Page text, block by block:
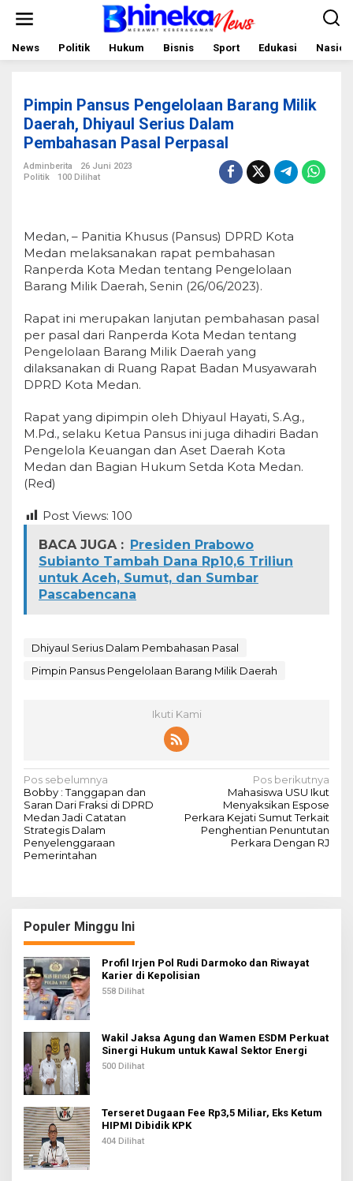
News Politik Hukum Bisnis Sport Edukasi
Pimpin Pansus Pengelolaan Barang Milik
Daerah, Dhiyaul Serius Dalam
Pembahasan Pasal Perpasal
Adminberita
26 Juni 2023
Politik
100 Dilihat
Medan, – Panitia Khusus (Pansus) DPRD Kota
Medan melaksanakan rapat pembahasan
Ranperda Kota Medan tentang Pengelolaan
Barang Milik Daerah, Senin (26/06/2023).
Rapat ini merupakan lanjutan pembahasan pasal
per pasal dari Ranperda Kota Medan tentang
Pengelolaan Barang Milik Daerah yang
dilaksanakan di Ruang Rapat Badan Musyawarah
DPRD Kota Medan.
Rapat yang dipimpin oleh Dhiyaul Hayati, S.Ag.,
M.Pd., selaku Ketua Pansus ini juga dihadiri Badan
Pengelola Keuangan dan Aset Daerah Kota
Medan dan Bagian Hukum Setda Kota Medan.
(Red)
Post Views: 100
BACA JUGA : Presiden Prabowo
Subianto Tambah Dana Rp10,6 Triliun
untuk Aceh, Sumut, dan Sumbar
Pascabencana
Dhiyaul Serius Dalam Pembahasan Pasal
Pimpin Pansus Pengelolaan Barang Milik Daerah
Ikuti Kami
N
a
v
i
s
i
p
o
s
Pos sebelumnya
Bobby : Tanggapan dan
Saran Dari Fraksi di DPRD
Medan Jadi Catatan
Strategis Dalam
Penyelenggaraan
Pemerintahan
Pos berikutnya
Mahasiswa USU Ikut
Menyaksikan Espose
Perkara Kejati Sumut Terkait
Penghentian Penuntutan
Perkara Dengan RJ
Populer Minggu Ini
Profil Irjen Pol Rudi Darmoko dan Riwayat
Karier di Kepolisian
558 Dilihat
Wakil Jaksa Agung dan Wamen ESDM Perkuat
Sinergi Hukum untuk Kawal Sektor Energi
500 Dilihat
Terseret Dugaan Fee Rp3,5 Miliar, Eks Ketum
HIPMI Dibidik KPK
404 Dilihat